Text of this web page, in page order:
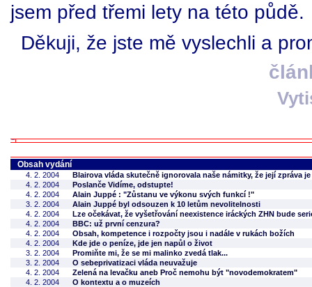
jsem před třemi lety na této půdě.
Děkuji, že jste mě vyslechli a
Obsah vydání
4. 2. 2004
Blairova vláda skutečně ignorovala naše námitky, že její zpráva
4. 2. 2004
Poslanče Vidíme, odstupte!
4. 2. 2004
Alain Juppé : "Zůstanu ve výkonu svých funkcí !"
3. 2. 2004
Alain Juppé byl odsouzen k 10 letům nevolitelnosti
4. 2. 2004
Lze očekávat, že vyšetřování neexistence iráckých ZHN bude
4. 2. 2004
BBC: už první cenzura?
4. 2. 2004
Obsah, kompetence i rozpočty jsou i nadále v rukách božích
4. 2. 2004
Kde jde o peníze, jde jen napůl o život
3. 2. 2004
Promiňte mi, že se mi malinko zvedá tlak...
3. 2. 2004
O sebeprivatizaci vláda neuvažuje
4. 2. 2004
Zelená na levačku aneb Proč nemohu být "novodemokratem"
4. 2. 2004
O kontextu a o muzeích